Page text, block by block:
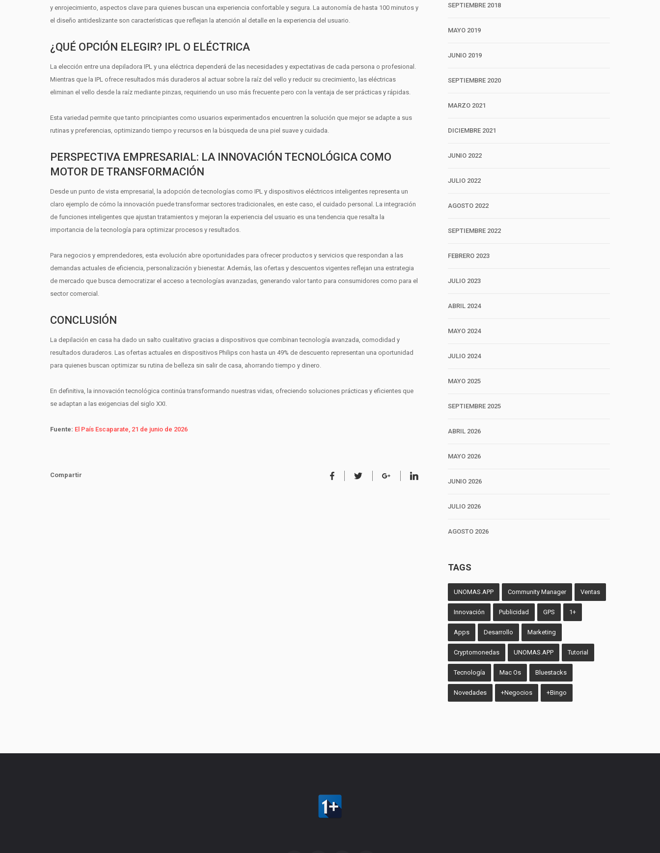
y enrojecimiento, aspectos clave para quienes buscan una experiencia confortable y segura. La autonomía de hasta 100 minutos y
el diseño antideslizante son características que reflejan la atención al detalle en la experiencia del usuario.
¿QUÉ OPCIÓN ELEGIR? IPL O ELÉCTRICA
La elección entre una depiladora IPL y una eléctrica dependerá de las necesidades y expectativas de cada persona o profesional.
Mientras que la IPL ofrece resultados más duraderos al actuar sobre la raíz del vello y reducir su crecimiento, las eléctricas
eliminan el vello desde la raíz mediante pinzas, requiriendo un uso más frecuente pero con la ventaja de ser prácticas y rápidas.
Esta variedad permite que tanto principiantes como usuarios experimentados encuentren la solución que mejor se adapte a sus
rutinas y preferencias, optimizando tiempo y recursos en la búsqueda de una piel suave y cuidada.
PERSPECTIVA EMPRESARIAL: LA INNOVACIÓN TECNOLÓGICA COMO
MOTOR DE TRANSFORMACIÓN
Desde un punto de vista empresarial, la adopción de tecnologías como IPL y dispositivos eléctricos inteligentes representa un
claro ejemplo de cómo la innovación puede transformar sectores tradicionales, en este caso, el cuidado personal. La integración
de funciones inteligentes que ajustan tratamientos y mejoran la experiencia del usuario es una tendencia que resalta la
importancia de la tecnología para optimizar procesos y resultados.
Para negocios y emprendedores, esta evolución abre oportunidades para ofrecer productos y servicios que respondan a las
demandas actuales de eficiencia, personalización y bienestar. Además, las ofertas y descuentos vigentes reflejan una estrategia
de mercado que busca democratizar el acceso a tecnologías avanzadas, generando valor tanto para consumidores como para el
sector comercial.
CONCLUSIÓN
La depilación en casa ha dado un salto cualitativo gracias a dispositivos que combinan tecnología avanzada, comodidad y
resultados duraderos. Las ofertas actuales en dispositivos Philips con hasta un 49% de descuento representan una oportunidad
para quienes buscan optimizar su rutina de belleza sin salir de casa, ahorrando tiempo y dinero.
En definitiva, la innovación tecnológica continúa transformando nuestras vidas, ofreciendo soluciones prácticas y eficientes que
se adaptan a las exigencias del siglo XXI.
Fuente: El País Escaparate, 21 de junio de 2026
Compartir
SEPTIEMBRE 2018
MAYO 2019
JUNIO 2019
SEPTIEMBRE 2020
MARZO 2021
DICIEMBRE 2021
JUNIO 2022
JULIO 2022
AGOSTO 2022
SEPTIEMBRE 2022
FEBRERO 2023
JULIO 2023
ABRIL 2024
MAYO 2024
JULIO 2024
MAYO 2025
SEPTIEMBRE 2025
ABRIL 2026
MAYO 2026
JUNIO 2026
JULIO 2026
AGOSTO 2026
TAGS
UNOMAS.APP Community Manager Ventas
Innovación Publicidad GPS 1+
Apps Desarrollo Marketing
Cryptomonedas UNOMAS.APP Tutorial
Tecnología Mac Os Bluestacks
Novedades +Negocios +Bingo